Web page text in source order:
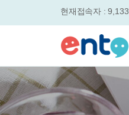
현재접속자 :
학습도